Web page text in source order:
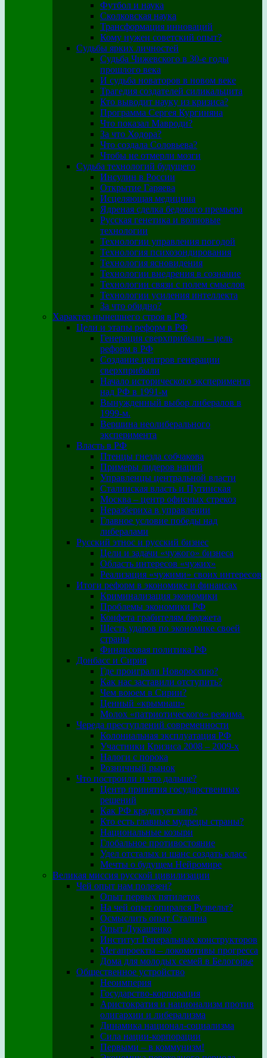
Футбол и наука
Сколковская наука
Трансформация инноваций
Кому нужен советский опыт?
Судьбы ярких личностей
Судьба Чижевского в 30-е годы
прошлого века
И судьба новаторов в новом веке
Трагедия создателей силикальцита
Кто выводит науку из кризиса?
Программа Сергея Кургиняна
Что показал Мавроди?
За что Ходора?
Что создала Соловьева?
Чтобы не отмерли мозги
Судьба технологий будущего
Инсулин в России
Открытие Гаряева
Исцеляющая медицина
Ядреная сделка бедового премьера
Русская генетика и волновые
технологии
Технологии управления погодой
Технология психозондирования
Технология ясновидения
Технологии внедрения в сознание
Технологии связи с полем смыслов
Технологии усиления интеллекта
За что обидно?
Характер нынешнего строя в РФ
Цели и этапы реформ в РФ
Генерация сверхприбыли – цель
реформ в РФ
Создание центров генерации
сверхприбыли
Начало исторического эксперимента
над РФ в 1991-м
Вынужденный выбор либералов в
1999-м.
Вершина неолиберального
эксперимента
Власть в РФ
Птенцы гнезда собчакова
Примеры лидеров наций
Управленцы центральной власти
Сталинская власть и Путинская
Москва – центр офисных стрекоз
Неразбериха в управлении
Главное условие победы над
либералами
Русский этнос и русский бизнес
Цели и задачи «чужого» бизнеса
Область интересов «чужих»
Реализация «чужими» своих интересов
Итоги реформ в экономике и финансах
Криминализация экономики
Проблемы экономики РФ
Конфета грабителям бюджета
Шесть ударов по экономике своей
страны
Финансовая политика РФ
Донбасс и Сирия
Где проиграли Новороссию?
Как нас заставили отступить?
Чем воюем в Сирии?
Ценный «крымнаш»
Молох «патриотического» режима.
Череда преступлений современности
Колониальная эксплуатация РФ
Участники Кризиса 2008 – 2009-х
Налоги с порока
Розничный рынок
Что построили и что дальше?
Центр принятия государственных
решений
Как РФ кредитует мир?
Кто есть главные мудрецы страны?
Национальные козыри
Глобальное противостояние
Удел отсталых и шанс создать класс
Мечты о будущем Нейромире
Великая миссия русской цивилизации
Чей опыт нам полезен?
Опыт первых пятилеток
На чей опыт опирался Рузвельт?
Осмыслить опыт Сталина
Опыт Лукашенко
Институт Генеральных конструкторов
Мегапроекты – локомотивы прогресса
Дома для молодых семей в Белогорье
Общественное устройство
Неоимперия
Государство-корпорация
Аристократия и национализм против
олигархии и либерализма
Динамика национал-социализма
Сила нации-корпорации
Первыми – в коммунизм!